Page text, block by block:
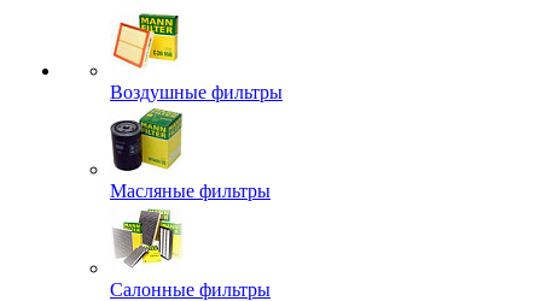
Воздушные фильтры
Масляные фильтры
Салонные фильтры